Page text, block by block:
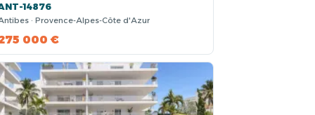
14876
· Provence-Alpes-Côte d'Azur
000 €